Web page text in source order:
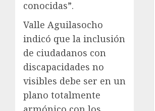
conocidas”.
Valle Aguilasocho
indicó que la inclusión
de ciudadanos con
discapacidades no
visibles debe ser en un
plano totalmente